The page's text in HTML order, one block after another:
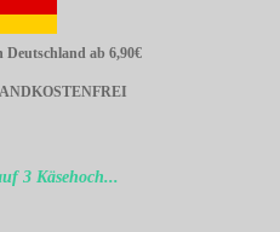
Deutschland ab 6,90€
3 Käsehoch...